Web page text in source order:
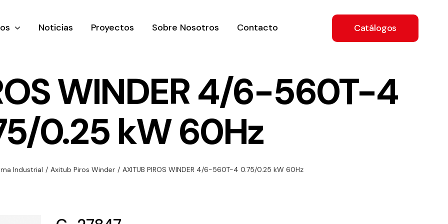
y
gama
Ventilación
Amplia gama de
equipos de
Iluminación
Solar
Variedad de
Noticias Proyectos Sobre Nosotros Contacto Catálogos
WINDER 4/6-560T-4
0.25 kW 60Hz
Industrial / Axitub Piros Winder / AXITUB PIROS WINDER 4/6-560T-4 0.75/0.25 kW 60Hz